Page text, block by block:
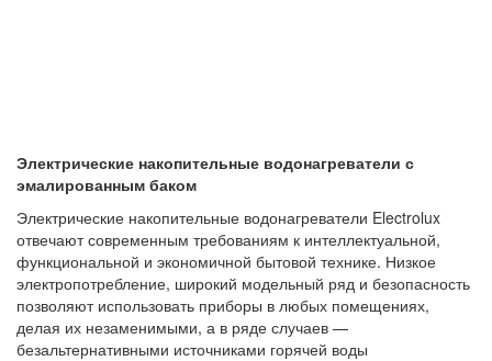
Электрические накопительные водонагреватели с
эмалированным баком
Электрические накопительные водонагреватели Electrolux
отвечают современным требованиям к интеллектуальной,
функциональной и экономичной бытовой технике. Низкое
электропотребление, широкий модельный ряд и безопасность
позволяют использовать приборы в любых помещениях,
делая их незаменимыми, а в ряде случаев —
безальтернативными источниками горячей воды